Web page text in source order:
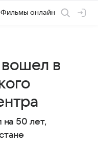
Фильмы онлайн
в
на 50 лет,